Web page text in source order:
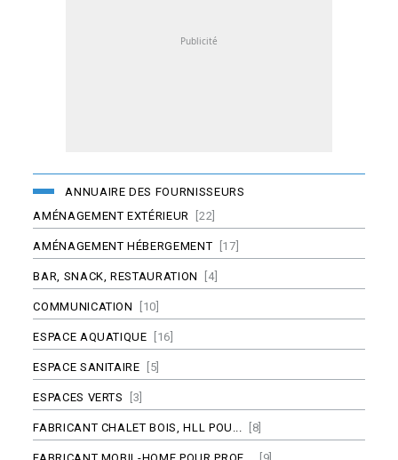
ANNUAIRE DES FOURNISSEURS
AMÉNAGEMENT EXTÉRIEUR
[22]
AMÉNAGEMENT HÉBERGEMENT [17]
BAR, SNACK, RESTAURATION [4]
COMMUNICATION [10]
ESPACE AQUATIQUE [16]
ESPACE SANITAIRE [5]
ESPACES VERTS [3]
FABRICANT CHALET BOIS, HLL POU... [8]